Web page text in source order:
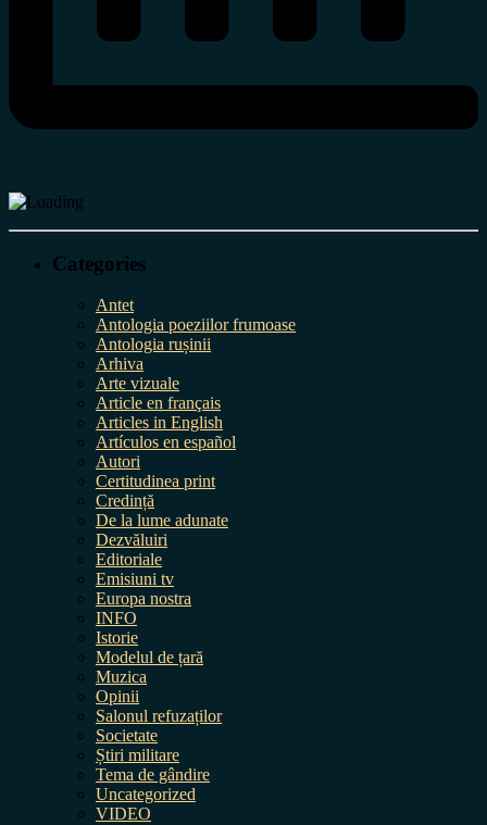
Categories
Antet
Antologia poeziilor frumoase
Antologia rușinii
Arhiva
Arte vizuale
Article en français
Articles in English
Artículos en español
Autori
Certitudinea print
Credință
De la lume adunate
Dezvăluiri
Editoriale
Emisiuni tv
Europa nostra
INFO
Istorie
Modelul de țară
Muzica
Opinii
Salonul refuzaților
Societate
Știri militare
Tema de gândire
Uncategorized
VIDEO